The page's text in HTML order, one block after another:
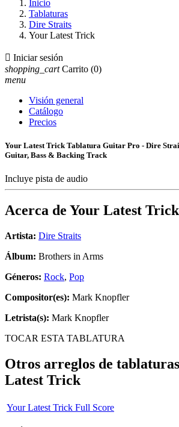
Inicio
Tablaturas
Dire Straits
Your Latest Trick
 Iniciar sesión
shopping_cart Carrito (0)
menu
Visión general
Catálogo
Precios
Your Latest Trick Tablatura Guitar Pro - Dire
Guitar, Bass & Backing Track
Incluye pista de audio
Acerca de Your Latest Trick
Artista: Dire Straits
Álbum: Brothers in Arms
Géneros: Rock, Pop
Compositor(es): Mark Knopfler
Letrista(s): Mark Knopfler
TOCAR ESTA TABLATURA
Otros arreglos de
Latest Trick
Your Latest Trick Full Score